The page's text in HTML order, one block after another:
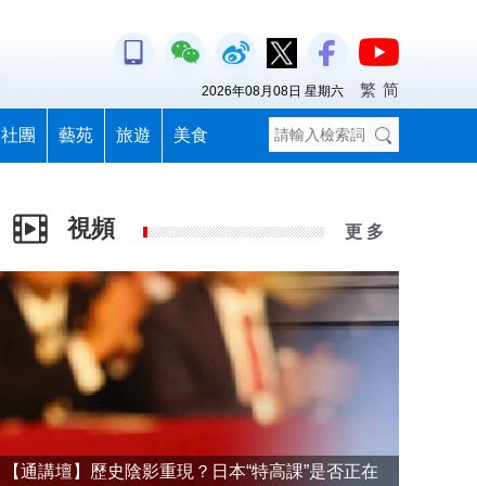
社團 藝苑 旅遊 美食
2026年08月08日 星期六 繁 简
視頻 更 多
【通講壇】歷史陰影重現？日本“特高課”是否正在